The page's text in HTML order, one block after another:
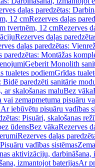
daļas paredzētas:
12 cmRezerves daļas
tvertnēm, 12 cmRezerves
Rezerves daļas
daļas paredzētas:
paredzētas: Montāžas
Geberit Monolith
tualetes podiemGrīdas
Bidē paredzēti sanitārie
ar skalošanas maluBez vāka
vai zemapmetuma pisuāru
iebūvētu pisuāru vadības
Pisuāri, skalošanas
ūdensBez vākaRezerves
Rezerves daļas
Pisuāru vadības sistēmas
aktivizāciju, darbināšana,
izmantojot baterijasAr